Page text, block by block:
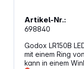
Artikel-Nr.:
698840
Godox LR150B
mit einem Ring
kann in einem